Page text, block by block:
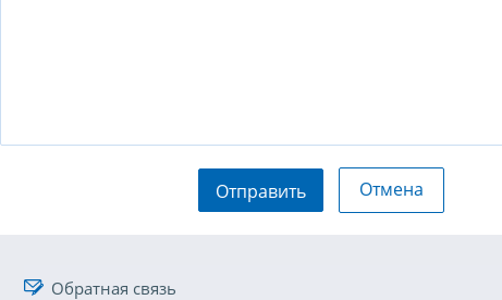
Отправить Отмена
Обратная связь